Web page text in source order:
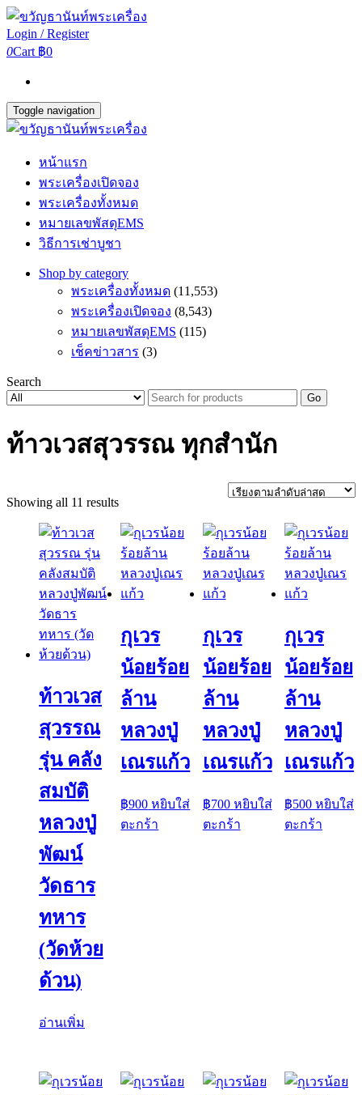
Login / Register
0Cart ฿0
Toggle navigation
หน้าแรก
พระเครื่องเปิดจอง
พระเครื่องทั้งหมด
หมายเลขพัสดุEMS
วิธีการเช่าบูชา
Shop by category
พระเครื่องทั้งหมด (11,553)
พระเครื่องเปิดจอง (8,543)
หมายเลขพัสดุEMS (115)
เช็คข่าวสาร (3)
Search
Go
ท้าวเวสสุวรรณ ทุกสำนัก
Showing all 11 resultsSorted
latest
ท้าวเวส
สุวรรณ
รุ่น คลัง
สมบัติ
หลวงปู่
พัฒน์
วัดธาร
ทหาร
(วัดห้วย
ด้วน)
อ่านเพิ่ม
กุเวร
น้อยร้อย
ล้าน
หลวงปู่
เณรแก้ว
฿900 หยิบใส่
ตะกร้า
กุเวร
น้อยร้อย
ล้าน
หลวงปู่
เณรแก้ว
฿700 หยิบใส่
ตะกร้า
กุเวร
น้อยร้อย
ล้าน
หลวงปู่
เณรแก้ว
฿500 หยิบใส่
ตะกร้า